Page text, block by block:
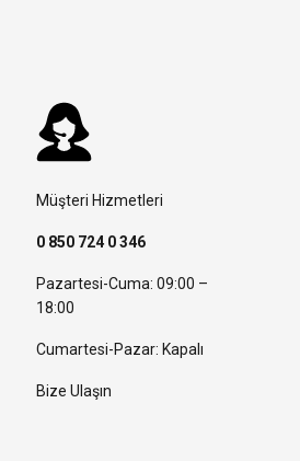
Müşteri Hizmetleri
0 850 724 0 346
Pazartesi-Cuma: 09:00 –
18:00
Cumartesi-Pazar: Kapalı
Bize Ulaşın